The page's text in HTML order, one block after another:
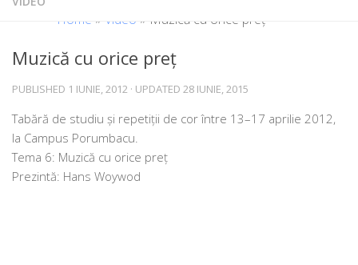
Home » Video » Muzică cu orice preț
Muzică cu orice preț
PUBLISHED 1 IUNIE, 2012 · UPDATED 28 IUNIE, 2015
Tabără de stu­diu și repe­ti­ții de cor între 13–17 apri­lie 2012,
la Campus Porumbacu.
Tema 6: Muzică cu ori­ce preț
Prezintă: Hans Woywod